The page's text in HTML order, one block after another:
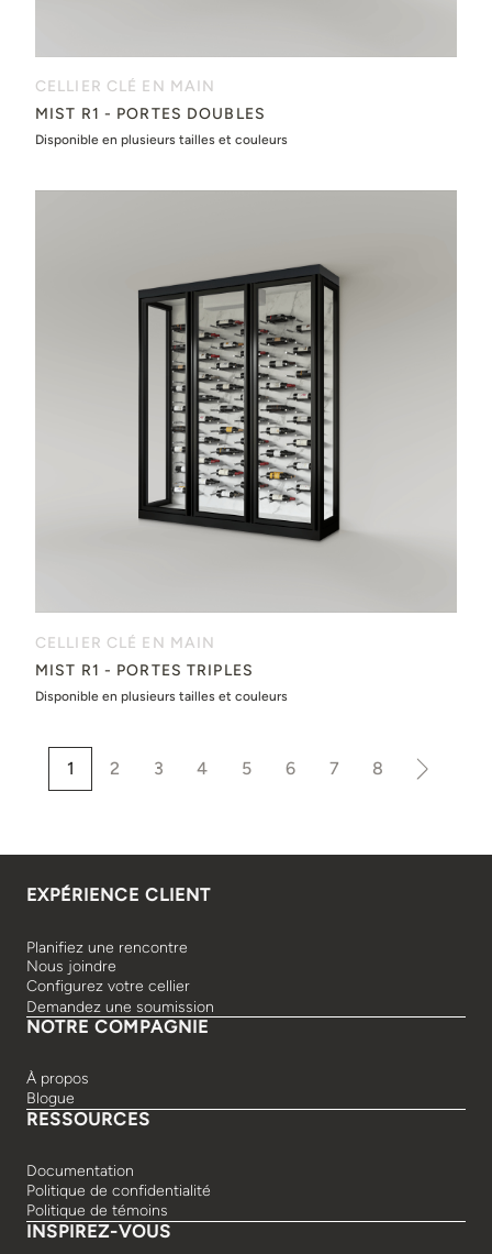
CELLIER CLÉ EN MAIN
MIST R1 - PORTES DOUBLES
Disponible en plusieurs tailles et couleurs
CELLIER CLÉ EN MAIN
MIST R1 - PORTES TRIPLES
Disponible en plusieurs tailles et couleurs
1 2 3 4 5 6 7 8
EXPÉRIENCE CLIENT
Planifiez une rencontre
Nous joindre
Configurez votre cellier
Demandez une soumission
NOTRE COMPAGNIE
À propos
Blogue
RESSOURCES
Documentation
Politique de confidentialité
Politique de témoins
INSPIREZ-VOUS